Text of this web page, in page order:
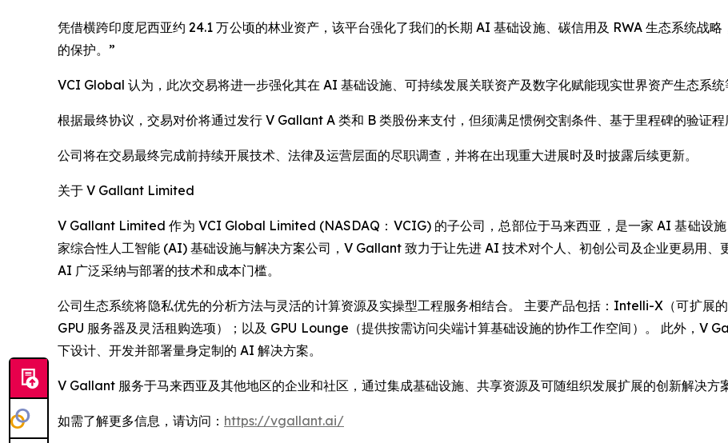
凭借横跨印度尼西亚约 24.1 万公顷的林业资产，该平台强化了我们的长期 AI 基础设施、碳信用及 RWA 生态系统战
的保护。”
VCI Global 认为，此次交易将进一步强化其在 AI 基础设施、可持续发展关联资产及数字化赋能现实世界资产生态系统
根据最终协议，交易对价将通过发行 V Gallant A 类和 B 类股份来支付，但须满足惯例交割条件、基于里程碑的验证程
公司将在交易最终完成前持续开展技术、法律及运营层面的尽职调查，并将在出现重大进展时及时披露后续更新。
关于 V Gallant Limited
V Gallant Limited 作为 VCI Global Limited (NASDAQ：VCIG) 的子公司，总部位于马来西亚，是一家 AI 基础设施
家综合性人工智能 (AI) 基础设施与解决方案公司，V Gallant 致力于让先进 AI 技术对个人、初创公司及企业更易用、
AI 广泛采纳与部署的技术和成本门槛。
公司生态系统将隐私优先的分析方法与灵活的计算资源及实操型工程服务相结合。 主要产品包括：Intelli-X（可扩展
GPU 服务器及灵活租购选项）；以及 GPU Lounge（提供按需访问尖端计算基础设施的协作工作空间）。 此外，V
下设计、开发并部署量身定制的 AI 解决方案。
V Gallant 服务于马来西亚及其他地区的企业和社区，通过集成基础设施、共享资源及可随组织发展扩展的创新解决方
如需了解更多信息，请访问： https://vgallant.ai/